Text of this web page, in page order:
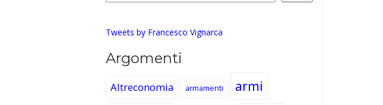
Tweets by Francesco Vignarca
Argomenti
Altreconomia armamenti armi